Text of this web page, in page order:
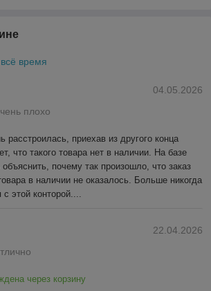
время
04.05.2026
плохо
приехав из другого конца
что такого товара нет в наличии. На базе
почему так произошло, что заказ
в наличии не оказалось. Больше никогда
этой конторой....
22.04.2026
через корзину